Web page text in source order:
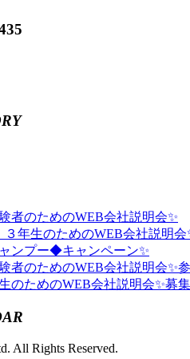
者のためのWEB会社説明会✨
年生のためのWEB会社説明会
ンプー◆キャンペーン✨
者のためのWEB会社説明会✨
のためのWEB会社説明会✨募集
All Rights Reserved.